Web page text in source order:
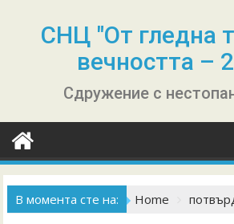
СНЦ "От гледна
вечността –
Сдружение с
В момента сте на: Home